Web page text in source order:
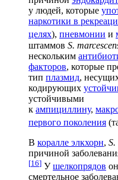
у людей, которые
наркотики в
целях), пневмонии и
штаммов S.
нескольким
факторов, которые
тип плазмид,
кодирующих
устойчивыми
к ампициллину,
первого поколения
В коралле элкхорн, S.
причиной
[16] Ушелкопрядов
смертельное